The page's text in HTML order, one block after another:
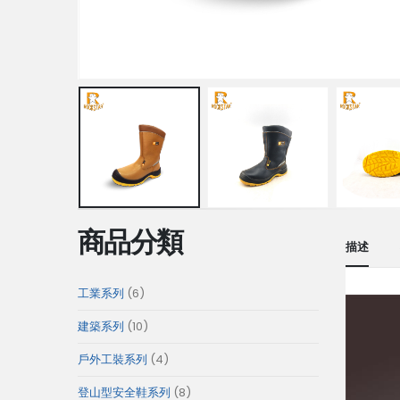
商品分類
工業系列 66
個
品
建築系列 1010
品
戶外工裝系列 44
登山型安全鞋系列 88
描述